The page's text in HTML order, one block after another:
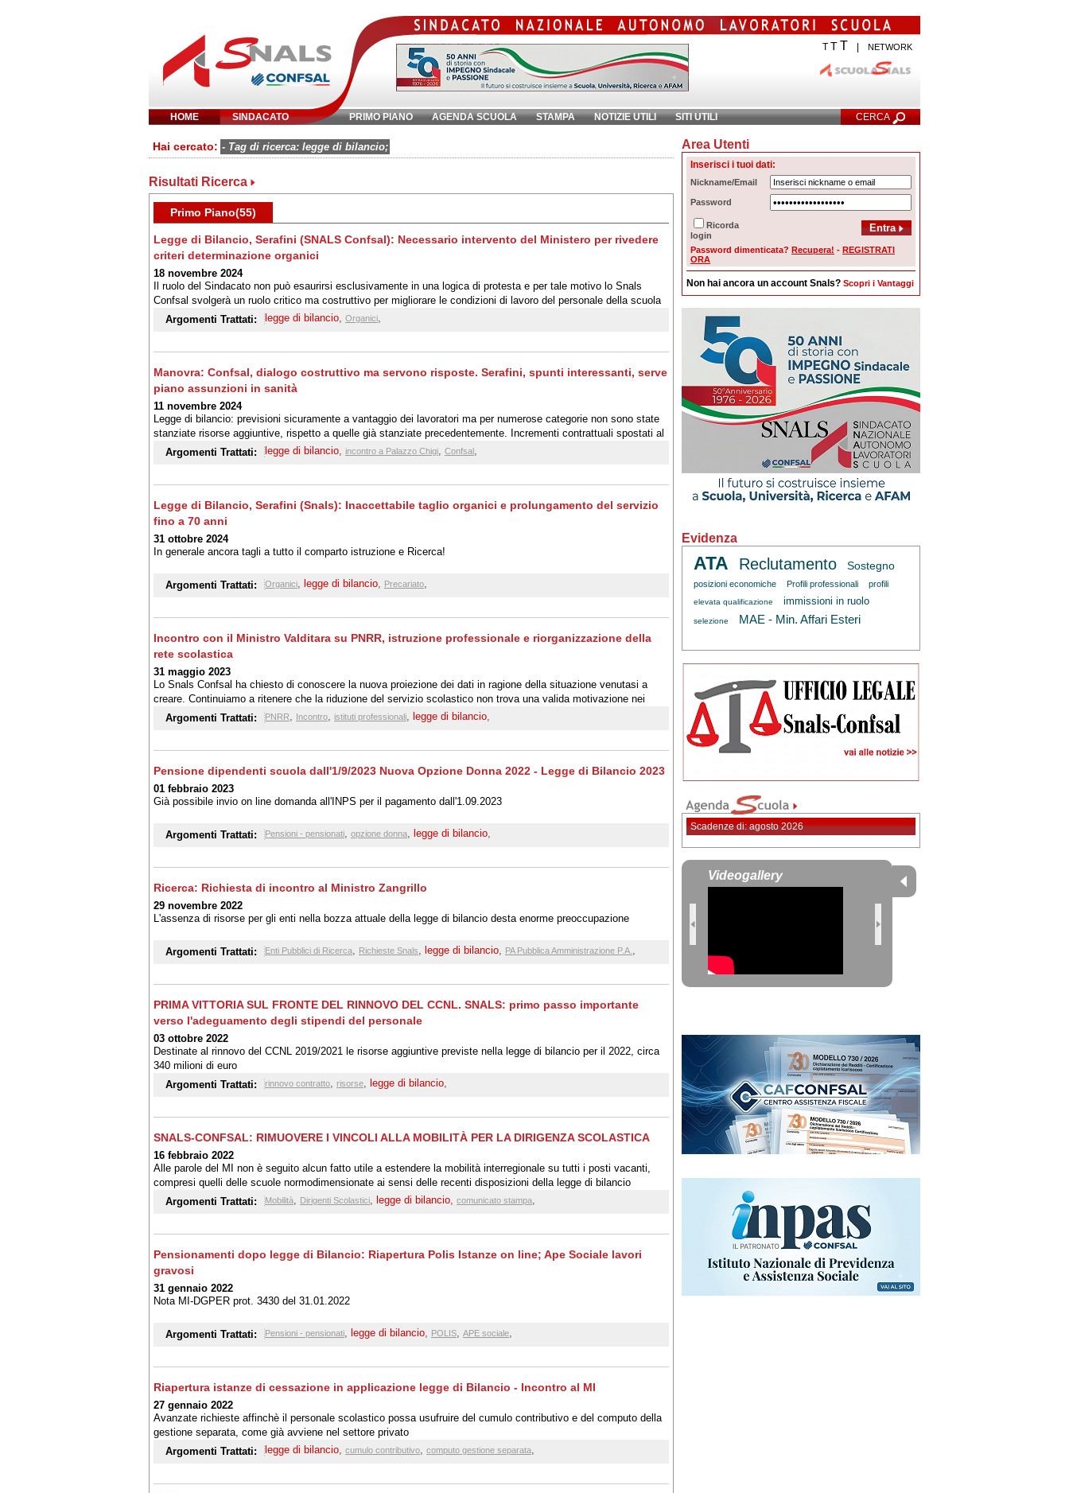
T TT NETWORK
HOME SINDACATO PRIMO PIANO AGENDA SCUOLA STAMPA NOTIZIE UTILI SITI UTILI CERCA
Inserisci parola chiave: Ricerca Avanzata
Hai cercato: - Tag di ricerca: legge di bilancio;
Risultati Ricerca
Primo Piano(55)
Legge di Bilancio, Serafini (SNALS Confsal): Necessario intervento del Ministero per rivedere
criteri determinazione organici
18 novembre 2024
Il ruolo del Sindacato non può esaurirsi esclusivamente in una logica di protesta e per tale motivo lo Snals
Confsal svolgerà un ruolo critico ma costruttivo per migliorare le condizioni di lavoro del personale della scuola
e la qualità dell'insegnamento
Argomenti Trattati: legge di bilancio, Organici,
Manovra: Confsal, dialogo costruttivo ma servono risposte. Serafini, spunti interessanti, serve
piano assunzioni in sanità
11 novembre 2024
Legge di bilancio: previsioni sicuramente a vantaggio dei lavoratori ma per numerose categorie non sono state
stanziate risorse aggiuntive, rispetto a quelle già stanziate precedentemente. Incrementi contrattuali spostati al
triennio 25-27 e 28-30. Così, a Palazzo Chigi la CONFSAL, rappresentata dal Elvira Serafini, vice segretario
Generale
Argomenti Trattati: legge di bilancio, incontro a Palazzo Chigi, Confsal,
Legge di Bilancio, Serafini (Snals): Inaccettabile taglio organici e prolungamento del servizio
fino a 70 anni
31 ottobre 2024
In generale ancora tagli a tutto il comparto istruzione e Ricerca!
Argomenti Trattati: Organici, legge di bilancio, Precariato,
Incontro con il Ministro Valditara su PNRR, istruzione professionale e riorganizzazione della
rete scolastica
31 maggio 2023
Lo Snals Confsal ha chiesto di conoscere la nuova proiezione dei dati in ragione della situazione venutasi a
creare. Continuiamo a ritenere che la riduzione del servizio scolastico non trova una valida motivazione nei
modesti risparmi di spesa previsti dalla legge di bilancio
Argomenti Trattati: PNRR, Incontro, istituti professionali, legge di bilancio,
Pensione dipendenti scuola dall'1/9/2023 Nuova Opzione Donna 2022 - Legge di Bilancio 2023
01 febbraio 2023
Già possibile invio on line domanda all'INPS per il pagamento dall'1.09.2023
Argomenti Trattati: Pensioni - pensionati, opzione donna, legge di bilancio,
Ricerca: Richiesta di incontro al Ministro Zangrillo
29 novembre 2022
L'assenza di risorse per gli enti nella bozza attuale della legge di bilancio desta enorme preoccupazione
Argomenti Trattati: Enti Pubblici di Ricerca, Richieste Snals, legge di bilancio, PA Pubblica Amministrazione P.A. ,
PRIMA VITTORIA SUL FRONTE DEL RINNOVO DEL CCNL. SNALS: primo passo importante
verso l'adeguamento degli stipendi del personale
03 ottobre 2022
Destinate al rinnovo del CCNL 2019/2021 le risorse aggiuntive previste nella legge di bilancio per il 2022, circa
340 milioni di euro
Argomenti Trattati:
rinnovo contratto, risorse, legge di bilancio,
SNALS-CONFSAL: RIMUOVERE I VINCOLI ALLA MOBILITÀ PER LA DIRIGENZA SCOLASTICA
16 febbraio 2022
Alle parole del MI non è seguito alcun fatto utile a estendere la mobilità interregionale su tutti i posti vacanti,
compresi quelli delle scuole normodimensionate ai sensi delle recenti disposizioni della legge di bilancio
Argomenti Trattati:
Mobilità, Dirigenti Scolastici, legge di bilancio, comunicato stampa,
Pensionamenti dopo legge di Bilancio: Riapertura Polis Istanze on line; Ape Sociale lavori
gravosi
31 gennaio 2022
Nota MI-DGPER prot. 3430 del 31.01.2022
Argomenti Trattati: Pensioni - pensionati, legge di bilancio, POLIS, APE sociale,
Riapertura istanze di cessazione in applicazione legge di Bilancio - Incontro al MI
27 gennaio 2022
Avanzate richieste affinchè il personale scolastico possa usufruire del cumulo contributivo e del computo della
gestione separata, come già avviene nel settore privato
Argomenti Trattati:
legge di bilancio, cumulo contributivo, computo gestione separata,
Area Utenti
Inserisci i tuoi dati:
Nickname/Email
Password
Ricorda
login
Password dimenticata? Recupera! - REGISTRATI
ORA
Non hai ancora un account Snals? Scopri i Vantaggi
Evidenza
ATA Reclutamento Sostegno
posizioni economiche Profili professionali profili
elevata qualificazione immissioni in ruolo
selezione MAE - Min. Affari Esteri
Scadenze di: agosto 2026
Videogallery